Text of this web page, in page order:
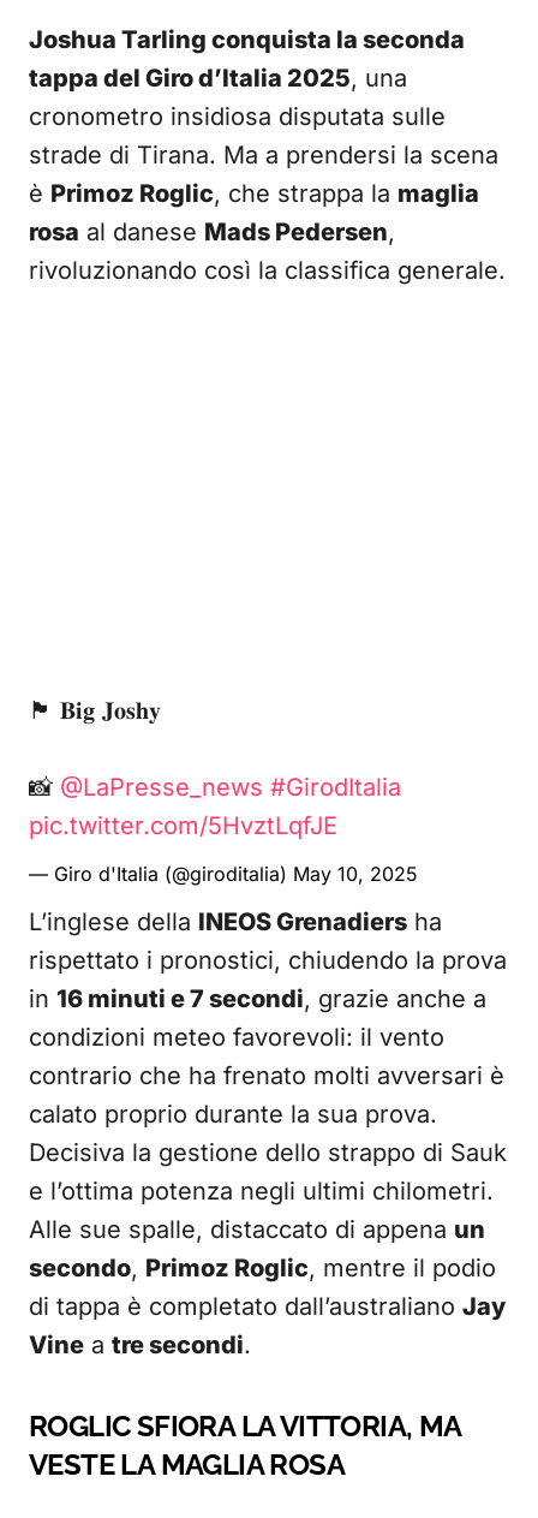
Joshua Tarling conquista la seconda
tappa del Giro d’Italia 2025, una
cronometro insidiosa disputata sulle
strade di Tirana. Ma a prendersi la scena
è Primoz Roglic, che strappa la maglia
rosa al danese Mads Pedersen,
rivoluzionando così la classifica generale.
🏴󠁧󠁢󠁷󠁬󠁳󠁿 𝐁𝐢𝐠 𝐉𝐨𝐬𝐡𝐲
📸 @LaPresse_news #GirodItalia
pic.twitter.com/5HvztLqfJE
— Giro d'Italia (@giroditalia) May 10, 2025
L’inglese della INEOS Grenadiers ha
rispettato i pronostici, chiudendo la prova
in 16 minuti e 7 secondi, grazie anche a
condizioni meteo favorevoli: il vento
contrario che ha frenato molti avversari è
calato proprio durante la sua prova.
Decisiva la gestione dello strappo di Sauk
e l’ottima potenza negli ultimi chilometri.
Alle sue spalle, distaccato di appena un
secondo, Primoz Roglic, mentre il podio
di tappa è completato dall’australiano Jay
Vine a tre secondi.
ROGLIC SFIORA LA VITTORIA, MA
VESTE LA MAGLIA ROSA